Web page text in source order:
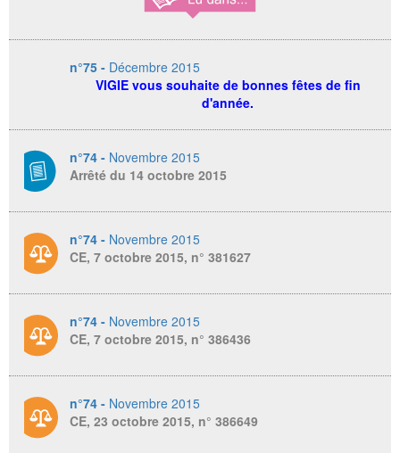
n°75 - Décembre 2015
VIGIE vous souhaite de bonnes fêtes de fin
d'année.
n°74 - Novembre 2015
Arrêté du 14 octobre 2015
n°74 - Novembre 2015
CE, 7 octobre 2015, n° 381627
n°74 - Novembre 2015
CE, 7 octobre 2015, n° 386436
n°74 - Novembre 2015
CE, 23 octobre 2015, n° 386649